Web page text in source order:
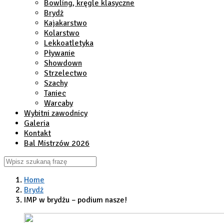
Bowling, kręgle klasyczne
Brydż
Kajakarstwo
Kolarstwo
Lekkoatletyka
Pływanie
Showdown
Strzelectwo
Szachy
Taniec
Warcaby
Wybitni zawodnicy
Galeria
Kontakt
Bal Mistrzów 2026
Home
Brydż
IMP w brydżu – podium nasze!